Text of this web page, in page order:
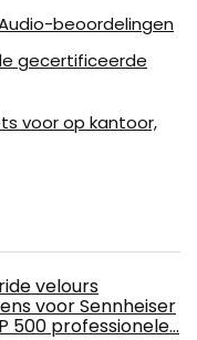
beoordelingen
gecertificeerde
voor op kantoor,
velours
voor Sennheiser
500 professionele…